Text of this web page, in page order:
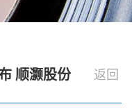
顺灏股份
返回